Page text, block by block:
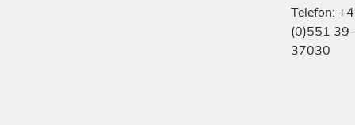
Telefon:
(0)551 39-
37030